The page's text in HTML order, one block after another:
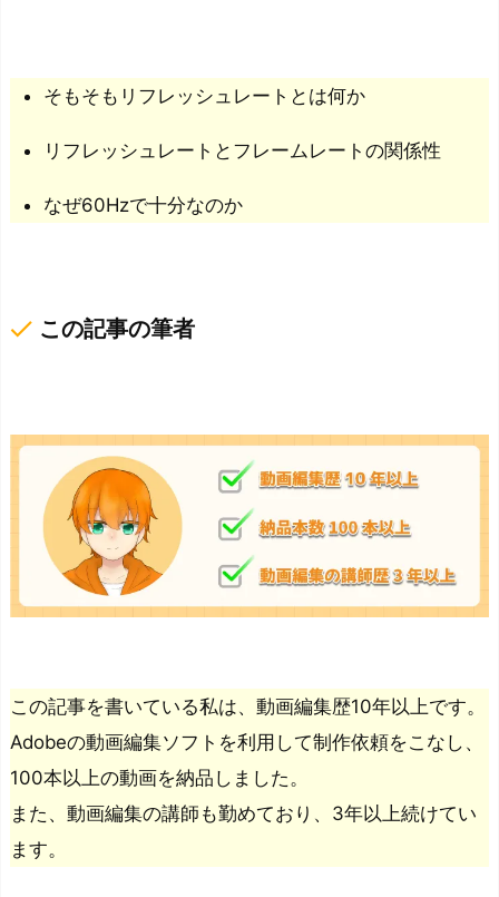
そもそもリフレッシュレートとは何か
リフレッシュレートとフレームレートの関係性
なぜ60Hzで十分なのか
done この記事の筆者
この記事を書いている私は、動画編集歴10年以上です。
Adobeの動画編集ソフトを利用して制作依頼をこなし、
100本以上の動画を納品しました。
また、動画編集の講師も勤めており、3年以上続けてい
ます。